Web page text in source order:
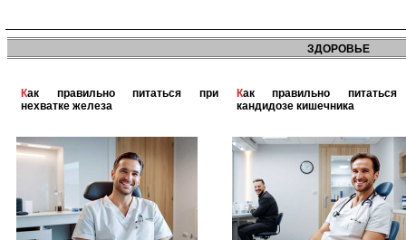
ЗДОРОВЬЕ
Как правильно питаться при
нехватке железа
Как правильно питаться при
кандидозе кишечника